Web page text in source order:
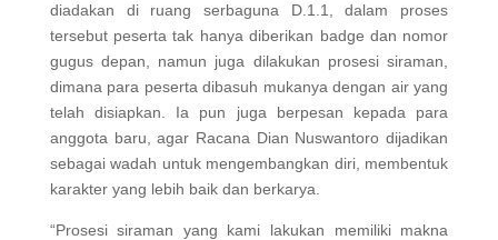
diadakan di ruang serbaguna D.1.1, dalam proses
tersebut peserta tak hanya diberikan badge dan nomor
gugus depan, namun juga dilakukan prosesi siraman,
dimana para peserta dibasuh mukanya dengan air yang
telah disiapkan. Ia pun juga berpesan kepada para
anggota baru, agar Racana Dian Nuswantoro dijadikan
sebagai wadah untuk mengembangkan diri, membentuk
karakter yang lebih baik dan berkarya.
“Prosesi siraman yang kami lakukan memiliki makna